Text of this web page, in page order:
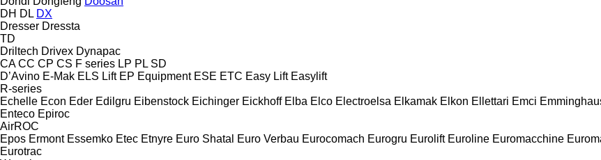
DH DL DX
Dresser Dressta
TD
Driltech Drivex Dynapac
CA CC CP CS F series LP PL SD
D’Avino E-Mak ELS Lift EP Equipment ESE ETC Easy Lift Easylift
R-series
Echelle Econ Eder Edilgru Eibenstock Eichinger Eickhoff Elba Elco Electroelsa Elkamak Elkon Ellettari Emci
Enteco Epiroc
AirROC
Epos Ermont Essemko Etec Etnyre Euro Shatal Euro Verbau Eurocomach Eurogru Eurolift Euroline Euromacchine
Eurotrac